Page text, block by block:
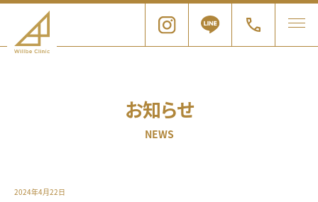
お知らせ
NEWS
2024年4月22日